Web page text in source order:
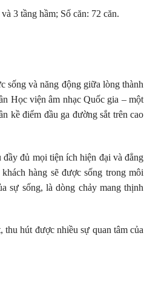
3 tầng hầm; Số căn: 72 căn.
sống và năng động giữa lòng thành
Học viện âm nhạc Quốc gia – một
kề điểm đầu ga đường sắt trên cao
đủ mọi tiện ích hiện đại và đẳng
hàng sẽ được sống trong môi
sự sống, là dòng chảy mang thịnh
hút được nhiều sự quan tâm của